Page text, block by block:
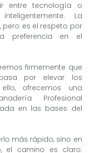
entre tecnología o
La
pero es el respeto por
preferencia en el
firmemente que
por elevar los
ofrecemos una
Profesional
en las bases del
más rápido, sino en
el camino es claro: